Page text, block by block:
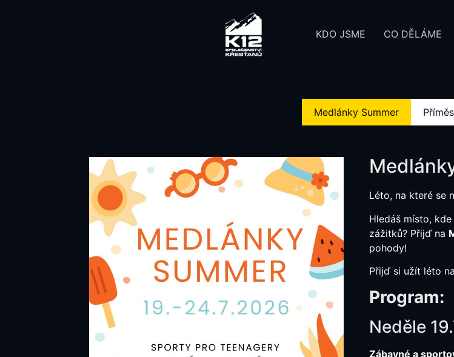
KDO JSME CO DĚLÁME
Medlánky Summer
Léto, na které se
Hledáš místo,
zážitků? Přijď na
pohody!
Přijď si užít léto
Program:
Neděle
Zábavné a